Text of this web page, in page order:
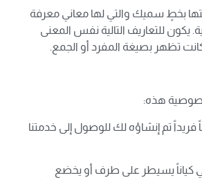
بخطٍ سميك والتي لها معاني معرفة
يكون للتعاريف التالية نفس المعنى
تظهر بصيغة المفرد أو الجمع.
هذه:
فريداً تم إنشاؤه لك للوصول إلى خدمتنا
كياناً يسيطر على طرف أو يخضع